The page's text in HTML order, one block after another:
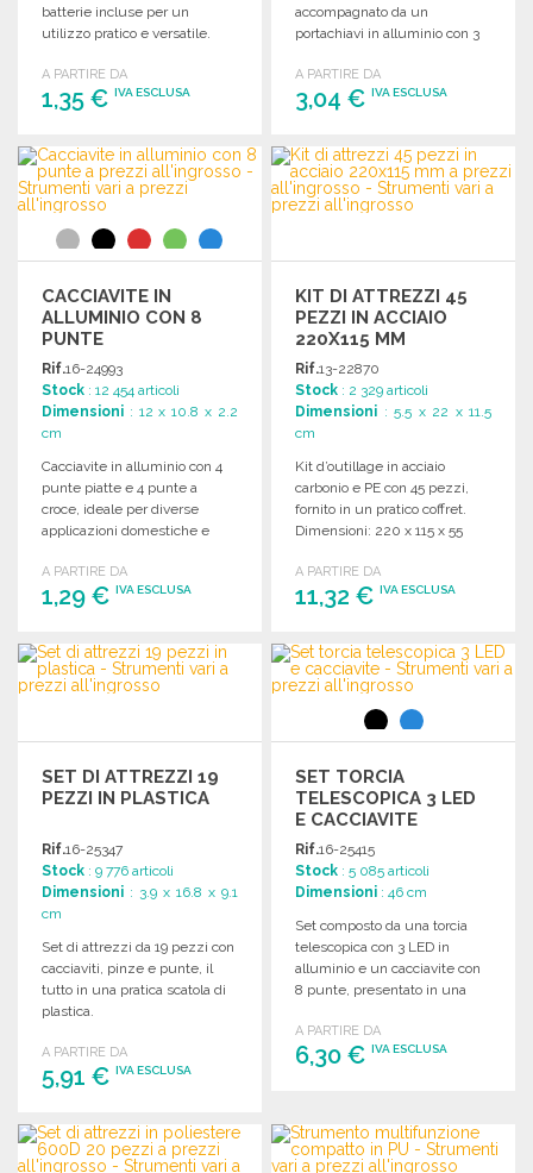
batterie incluse per un
utilizzo pratico e versatile.
A PARTIRE DA
1,35 € IVA ESCLUSA
ORDINARE
Richiedi un preventivo
accompagnato da un
portachiavi in alluminio con 3
A PARTIRE DA
3,04 €IVA ESCLUSA
ORDINARE
Richiedi un preventivo
CACCIAVITE IN
ALLUMINIO CON 8
PUNTE
Rif.16-24993
Stock : 12 454 articoli
Dimensioni : 12 x 10.8 x 2.2
cm
Cacciavite in alluminio con 4
punte piatte e 4 punte a
croce, ideale per diverse
applicazioni domestiche e
A PARTIRE DA
1,29 € IVA ESCLUSA
ORDINARE
Richiedi un preventivo
KIT DI ATTREZZI 45
PEZZI IN ACCIAIO
220X115 MM
Rif.13-22870
Stock : 2 329 articoli
Dimensioni : 5.5 x 22 x 11.5
cm
Kit d’outillage in acciaio
carbonio e PE con 45 pezzi,
fornito in un pratico coffret.
Dimensioni: 220 x 115 x 55
A PARTIRE DA
11,32 €IVA ESCLUSA
ORDINARE
Richiedi un preventivo
SET DI ATTREZZI 19
PEZZI IN PLASTICA
Rif.16-25347
Stock : 9 776 articoli
Dimensioni : 3.9 x 16.8 x 9.1
cm
Set di attrezzi da 19 pezzi con
cacciaviti, pinze e punte, il
tutto in una pratica scatola di
plastica.
A PARTIRE DA
5,91 € IVA ESCLUSA
ORDINARE
Richiedi un preventivo
SET TORCIA
TELESCOPICA 3 LED
E CACCIAVITE
Rif.16-25415
Stock : 5 085 articoli
Dimensioni : 46 cm
Set composto da una torcia
telescopica con 3 LED in
alluminio e un cacciavite con
8 punte, presentato in una
A PARTIRE DA
6,30 €IVA ESCLUSA
Richiedi un preventivo